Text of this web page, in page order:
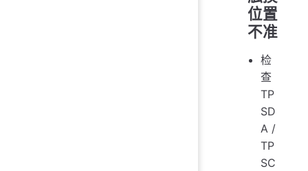
位置
不准
检
查
TP
SD
A /
TP
SC